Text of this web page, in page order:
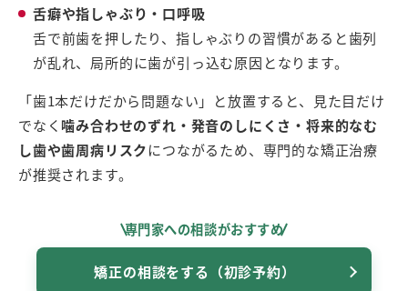
舌癖や指しゃぶり・口呼吸
舌で前歯を押したり、指しゃぶりの習慣があると歯列
が乱れ、局所的に歯が引っ込む原因となります。
「歯1本だけだから問題ない」と放置すると、見た目だけ
でなく 噛み合わせのずれ・発音のしにくさ・将来的なむ
し歯や歯周病リスクにつながるため、専門的な矯正治療
が推奨されます。
専門家への相談がおすすめ
矯正の相談をする（初診予約）